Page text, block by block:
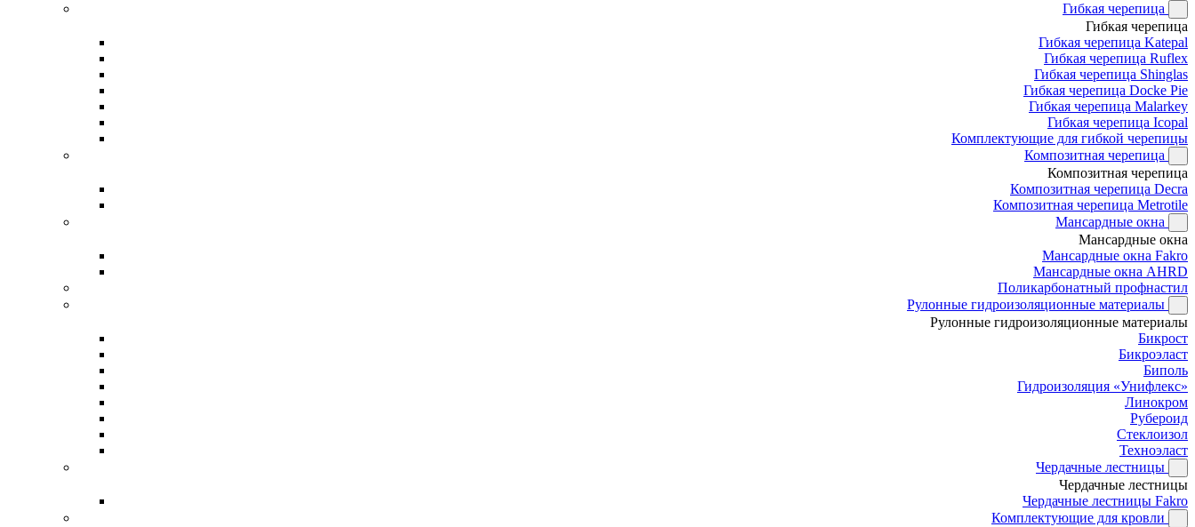
Гибкая черепица
Гибкая черепица
Гибкая черепица Katepal
Гибкая черепица Ruflex
Гибкая черепица Shinglas
Гибкая черепица Docke Pie
Гибкая черепица Malarkey
Гибкая черепица Icopal
Комплектующие для гибкой черепицы
Композитная черепица
Композитная черепица
Композитная черепица Decra
Композитная черепица Metrotile
Мансардные окна
Мансардные окна
Мансардные окна Fakro
Мансардные окна AHRD
Поликарбонатный профнастил
Рулонные гидроизоляционные материалы
Рулонные гидроизоляционные материалы
Бикрост
Бикроэласт
Биполь
Гидроизоляция «Унифлекс»
Линокром
Рубероид
Стеклоизол
Техноэласт
Чердачные лестницы
Чердачные лестницы
Чердачные лестницы Fakro
Комплектующие для кровли